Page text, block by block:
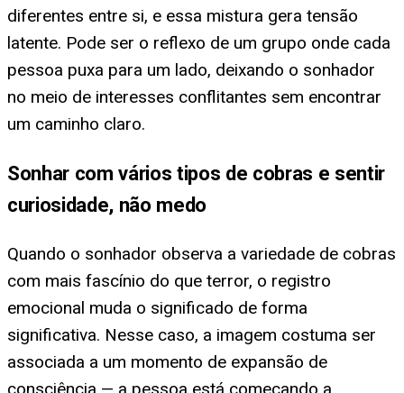
diferentes entre si, e essa mistura gera tensão
latente. Pode ser o reflexo de um grupo onde cada
pessoa puxa para um lado, deixando o sonhador
no meio de interesses conflitantes sem encontrar
um caminho claro.
Sonhar com vários tipos de cobras e sentir
curiosidade, não medo
Quando o sonhador observa a variedade de cobras
com mais fascínio do que terror, o registro
emocional muda o significado de forma
significativa. Nesse caso, a imagem costuma ser
associada a um momento de expansão de